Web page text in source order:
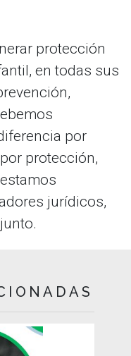
protección
en todas sus
por
protección,
jurídicos,